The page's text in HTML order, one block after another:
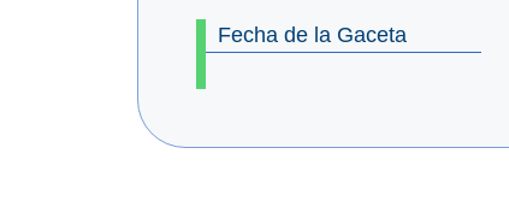
Fecha de la Gaceta